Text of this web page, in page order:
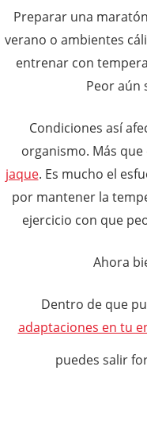
Preparar una
verano o ambientes
entrenar con
Peor aún
Condiciones así
organismo. Más que
jaque. Es mucho el
por mantener la
ejercicio con que
Ahora
Dentro de que
adaptaciones en tu
puedes salir